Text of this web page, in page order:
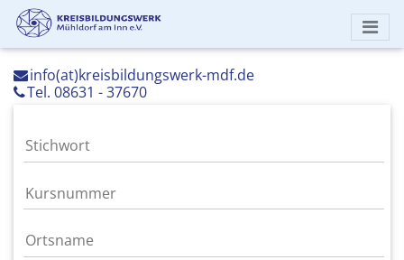
info(at)kreisbildungswerk-mdf.de
Tel. 08631 - 37670